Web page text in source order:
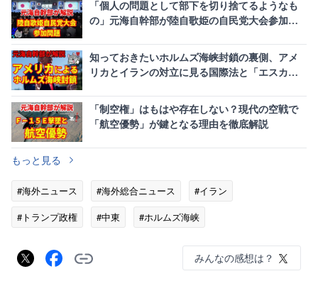
「個人の問題として部下を切り捨てるようなも
の」元海自幹部が陸自歌姫の自民党大会参加に
知っておきたいホルムズ海峡封鎖の裏側、アメ
リカとイランの対立に見る国際法と「エスカレ
「制空権」はもはや存在しない？現代の空戦で
「航空優勢」が鍵となる理由を徹底解説
もっと見る
#海外ニュース #海外総合ニュース
#イラン
#トランプ政権
#中東 #ホルムズ海峡
みんなの感想は？